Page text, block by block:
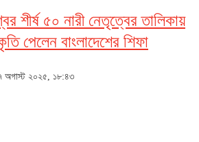
শীর্ষ ৫০ নারী নেতৃত্বের তালিকায়
পেলেন বাংলাদেশের শিফা
অগাস্ট ২০২৫, ১৮:৪৩